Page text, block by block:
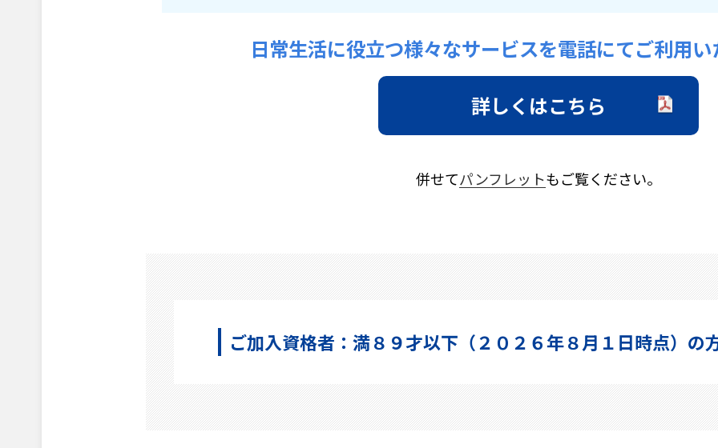
日常生活に役立つ様々なサービスを電話にてご利用
詳しくはこちら
併せてパンフレットもご覧ください。
ご加入資格者：満８９才以下 （２０２６年８月１日時点）の